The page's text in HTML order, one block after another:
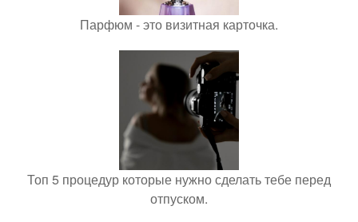
Парфюм - это визитная карточка.
Топ 5 процедур которые нужно сделать тебе перед
отпуском.